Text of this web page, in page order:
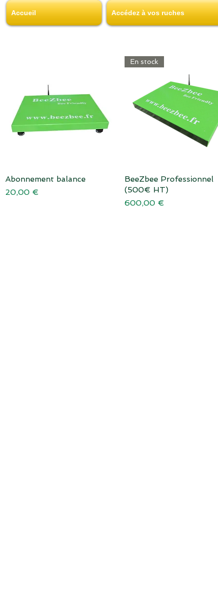
Accueil Accédez à vos ruches
Home
Aperçu rapide
Abonnement balance
Prix
20,00 €
Aperçu rapide
En stock
BeeZbee Professionnel
(500€ HT)
Prix
600,00 €